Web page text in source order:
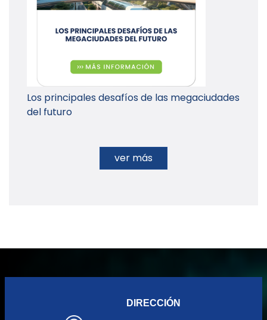
Los principales desafíos de las megaciudades
del futuro
ver más
DIRECCIÓN